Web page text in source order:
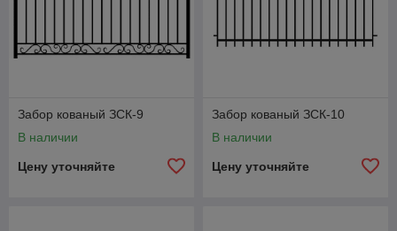
Забор кованый ЗСК-9
В наличии
Цену уточняйте
Забор кованый ЗСК-10
В наличии
Цену уточняйте